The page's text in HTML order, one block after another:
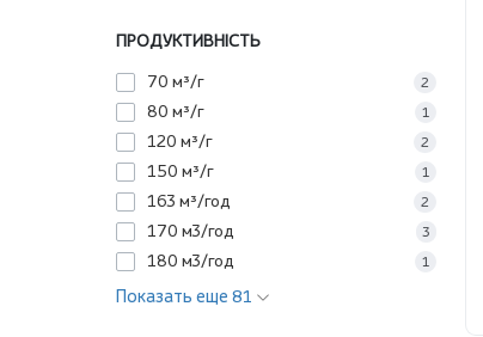
ПРОДУКТИВНІСТЬ
70 м³/г
2
80 м³/г 1
120 м³/г 2
150 м³/г 1
163 м³/год 2
170 м3/год 3
180 м3/год 1
Показать еще 81